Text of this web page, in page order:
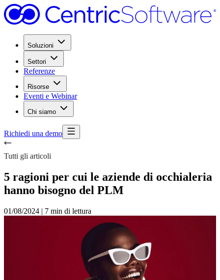
Soluzioni
Settori
Referenze
Risorse
Eventi e Webinar
Chi siamo
Richiedi una demo
Tutti gli articoli
5 ragioni per cui le aziende di occhialeria
hanno bisogno del PLM
01/08/2024 | 7 min di lettura